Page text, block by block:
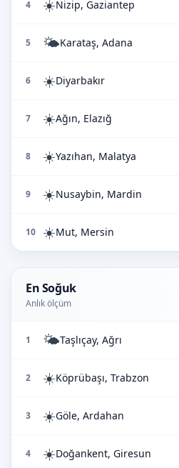
4 ☀️Nizip, Gaziantep
5 🌤️Karataş, Adana
6 ☀️Diyarbakır
7 ☀️Ağın, Elazığ
8 ☀️Yazıhan, Malatya
9 ☀️Nusaybin, Mardin
10 ☀️Mut, Mersin
En Soğuk
Anlık ölçüm
1 🌤️Taşlıçay, Ağrı
2 ☀️Köprübaşı, Trabzon
3 ☀️Göle, Ardahan
4 ☀️Doğankent, Giresun